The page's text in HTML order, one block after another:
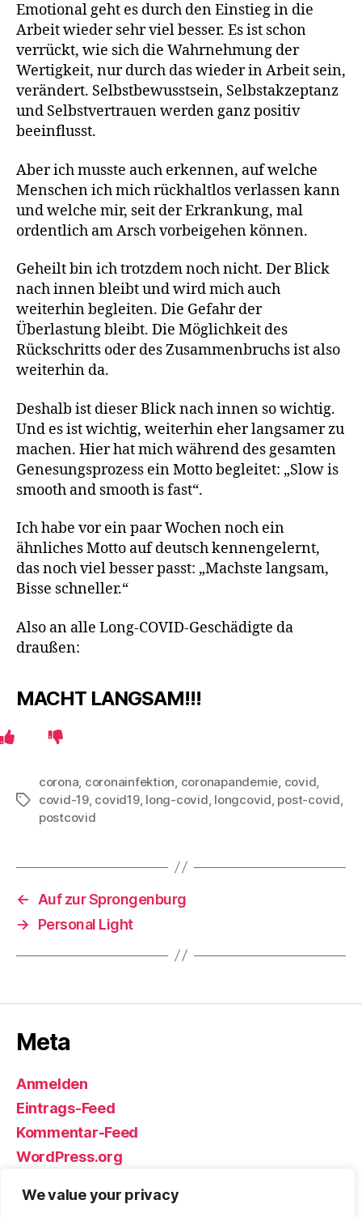
We value your privacy
Emotional geht es durch den Einstieg in die
Arbeit wieder sehr viel besser. Es ist schon
verrückt, wie sich die Wahrnehmung der
Wertigkeit, nur durch das wieder in Arbeit sein,
verändert. Selbstbewusstsein, Selbstakzeptanz
und Selbstvertrauen werden ganz positiv
beeinflusst.
Aber ich musste auch erkennen, auf welche
Menschen ich mich rückhaltlos verlassen kann
und welche mir, seit der Erkrankung, mal
ordentlich am Arsch vorbeigehen können.
Geheilt bin ich trotzdem noch nicht. Der Blick
nach innen bleibt und wird mich auch
weiterhin begleiten. Die Gefahr der
Überlastung bleibt. Die Möglichkeit des
Rückschritts oder des Zusammenbruchs ist also
weiterhin da.
Deshalb ist dieser Blick nach innen so wichtig.
Und es ist wichtig, weiterhin eher langsamer zu
machen. Hier hat mich während des gesamten
Genesungsprozess ein Motto begleitet: „Slow is
smooth and smooth is fast“.
Ich habe vor ein paar Wochen noch ein
ähnliches Motto auf deutsch kennengelernt,
das noch viel besser passt: „Machste langsam,
Bisse schneller.“
Also an alle Long-COVID-Geschädigte da
draußen:
MACHT LANGSAM!!!
Schlagwörter
corona coronainfektion coronapandemie covid
covid-19, covid19, long-covid longcovid post-covid
postcovid
←
Auf zur Sprongenburg
→
Personal Light
Meta
Anmelden
Eintrags-Feed
Kommentar-Feed
WordPress.org